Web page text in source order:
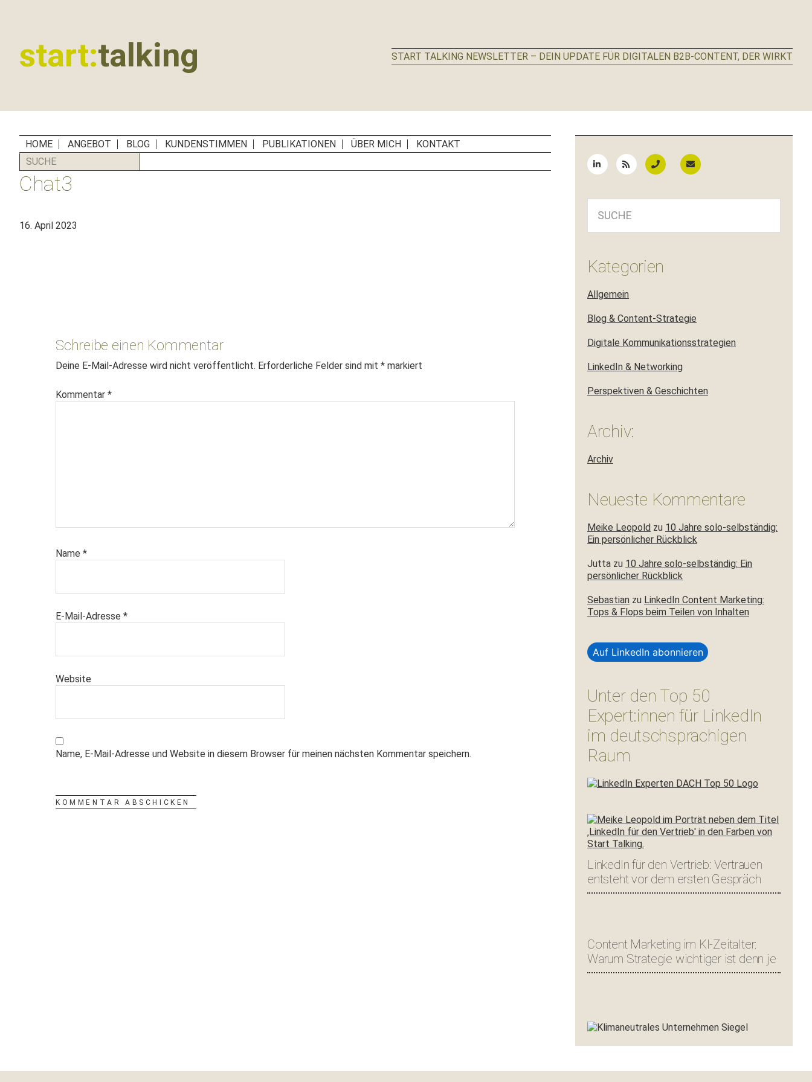
start:talking
für
Unternehmen,
Social
Media
Manager
Agenturen
START TALKING NEWSLETTER – DEIN UPDATE FÜR DIGITALEN B2B-CONTENT, DER WIRKT
HOME ANGEBOT BLOG KUNDENSTIMMEN PUBLIKATIONEN ÜBER MICH
KONTAKT
SUCHE
Chat3
16. April 2023
Schreibe einen Kommentar
Deine E-Mail-Adresse wird nicht veröffentlicht. Erforderliche Felder sind mit * markiert
Kommentar *
Name *
E-Mail-Adresse *
Website
Name, E-Mail-Adresse und Website in diesem Browser für meinen nächsten Kommentar speichern.
Kategorien
Allgemein
Blog & Content-Strategie
Digitale Kommunikationsstrategien
LinkedIn & Networking
Perspektiven & Geschichten
Archiv:
Archiv
Neueste Kommentare
Meike Leopold zu 10 Jahre solo-selbständig:
Ein persönlicher Rückblick
Jutta zu 10 Jahre solo-selbständig: Ein
persönlicher Rückblick
Sebastian zu LinkedIn Content Marketing:
Tops & Flops beim Teilen von Inhalten
Auf LinkedIn abonnieren
Unter den Top 50
Expert:innen für LinkedIn
im deutschsprachigen
Raum
LinkedIn für den Vertrieb: Vertrauen
entsteht vor dem ersten Gespräch
Content Marketing im KI-Zeitalter:
Warum Strategie wichtiger ist denn je